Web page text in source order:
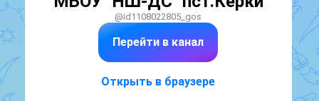
@id1108022805_gos
Перейти в канал
Открыть в браузере